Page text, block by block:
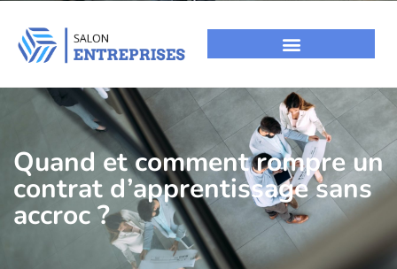
Quand et comment rompre un
contrat d’apprentissage sans
accroc ?